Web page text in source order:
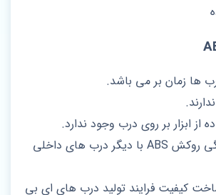
ها زمان بر می باشد.
از ابزار بر روی درب وجود ندارد.
عدم هماهنگی روکش ABS با دیگر درب های داخلی
کیفیت فرایند تولید درب های ای بی